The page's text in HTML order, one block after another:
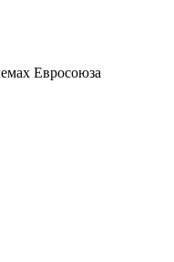
Евросоюза